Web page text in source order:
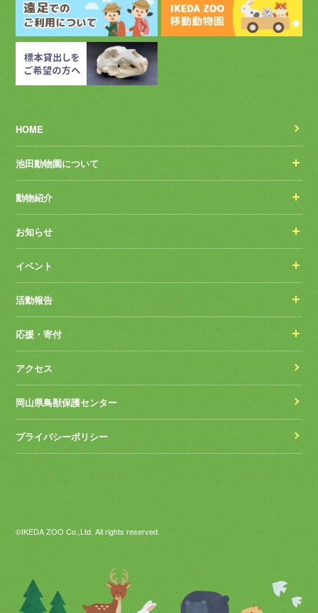
HOME
池田動物園について
動物紹介
お知らせ
イベント
活動報告
応援・寄付
アクセス
岡山県鳥獣保護センター
プライバシーポリシー
©IKEDA ZOO Co.,Ltd. All rights reserved.